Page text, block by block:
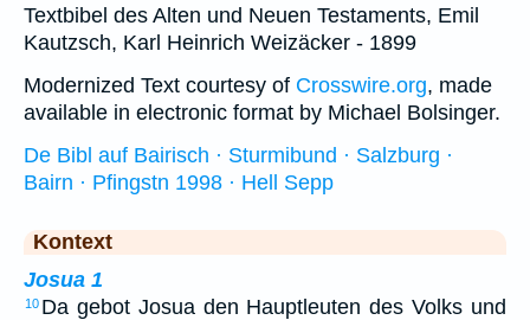
Textbibel des Alten und Neuen Testaments, Emil
Kautzsch, Karl Heinrich Weizäcker - 1899
Modernized Text courtesy of Crosswire.org, made
available in electronic format by Michael Bolsinger.
De Bibl auf Bairisch · Sturmibund · Salzburg ·
Bairn · Pfingstn 1998 · Hell Sepp
Kontext
Josua 1
10 Da gebot Josua den Hauptleuten des Volks und